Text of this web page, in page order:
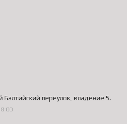
Балтийский переулок, владение 5.